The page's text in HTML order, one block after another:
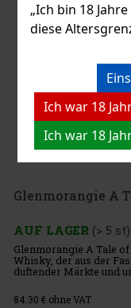
„Ich bin 18
diese
Ich war 18
Ich war 18
Glenmorangie A
AUF LAGER (> 5 st)
Glenmorangie A Tale
Whisky, der aus der
duftender Märkte und
entstanden ist. Dr. Bill
Master-Ble
84.30 € ohne VAT